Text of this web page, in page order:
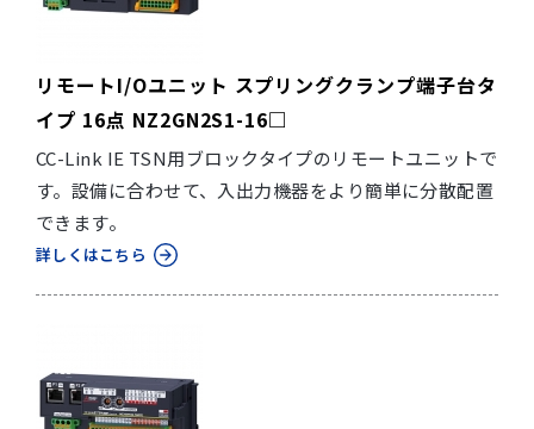
リモートI/Oユニット スプリングクランプ端子台タ
イプ 16点 NZ2GN2S1-16□
CC-Link IE TSN用ブロックタイプのリモートユニットで
す。設備に合わせて、入出力機器をより簡単に分散配置
できます。
詳しくはこちら